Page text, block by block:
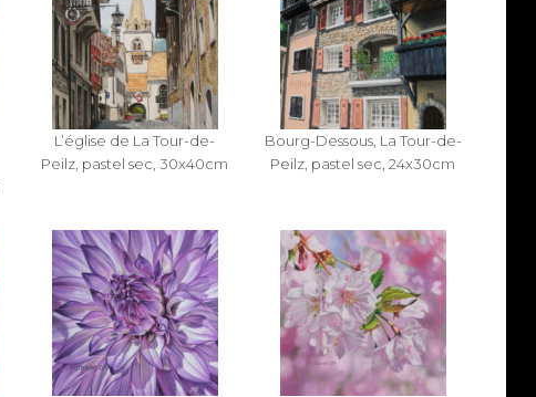
L’église de La Tour-de-
Peilz, pastel sec, 30x40cm
Bourg-Dessous, La Tour-de-
Peilz, pastel sec, 24x30cm